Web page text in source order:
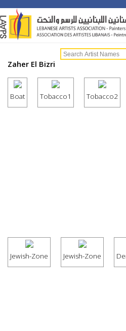
Zaher El Bizri
Boat Tobacco1 Tobacco2
Jewish-Zone Jewish-Zone